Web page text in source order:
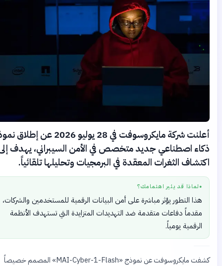
أعلنت شركة مايكروسوفت في 28 يوليو 2026 عن إطلاق نموذج
اصطناعي جديد متخصص في الأمن السيبراني، يهدف إلى
الثغرات المعقدة في البرمجيات وتحليلها تلقائياً.
لماذا قد يثير اهتمامك؟
هذا التطور يؤثر مباشرة على أمن البيانات الرقمية للمستخدمين والشركات،
مقدماً دفاعات متقدمة ضد التهديدات المتزايدة التي تستهدف الأنظمة
الرقمية يومياً.
كشفت مايكروسوفت عن نموذج «MAI-Cyber-1-Flash» المصمم خصيصاً